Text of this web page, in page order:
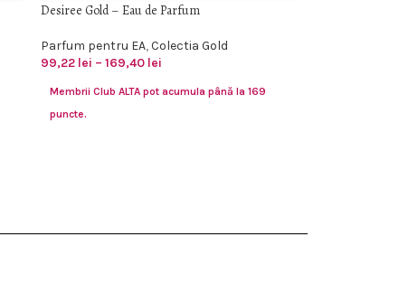
Desiree Gold – Eau de Parfum
Parfum pentru EA, Colectia Gold
99,22 lei – 169,40 lei
Membrii Club ALTA pot acumula până la 169
puncte.